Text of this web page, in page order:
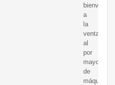
bienvenida
a
la
venta
al
por
mayor
de
máquinas